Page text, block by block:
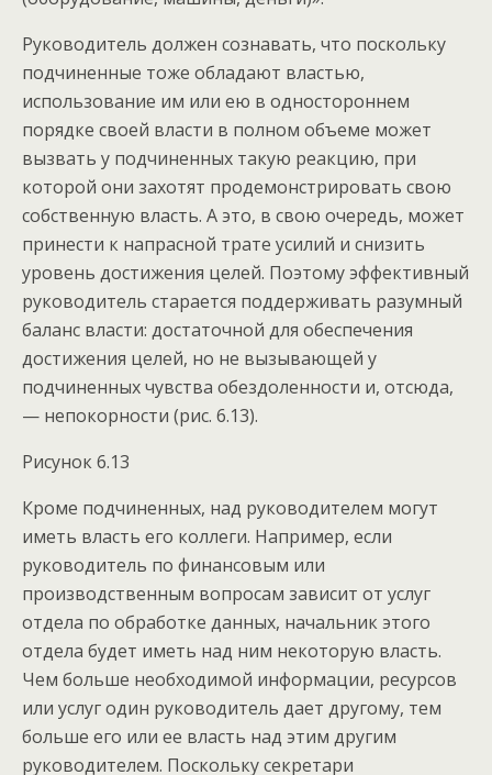
Руководитель должен сознавать, что поскольку
подчиненные тоже обладают властью,
использование им или ею в одностороннем
порядке своей власти в полном объеме может
вызвать у подчиненных такую реакцию, при
которой они захотят продемонстрировать свою
собственную власть. А это, в свою очередь, может
принести к напрасной трате усилий и снизить
уровень достижения целей. Поэтому эффективный
руководитель старается поддерживать разумный
баланс власти: достаточной для обеспечения
достижения целей, но не вызывающей у
подчиненных чувства обездоленности и, отсюда,
— непокорности (рис. 6.13).
Рисунок 6.13
Кроме подчиненных, над руководителем могут
иметь власть его коллеги. Например, если
руководитель по финансовым или
производственным вопросам зависит от услуг
отдела по обработке данных, начальник этого
отдела будет иметь над ним некоторую власть.
Чем больше необходимой информации, ресурсов
или услуг один руководитель дает другому, тем
больше его или ее власть над этим другим
руководителем. Поскольку секретари